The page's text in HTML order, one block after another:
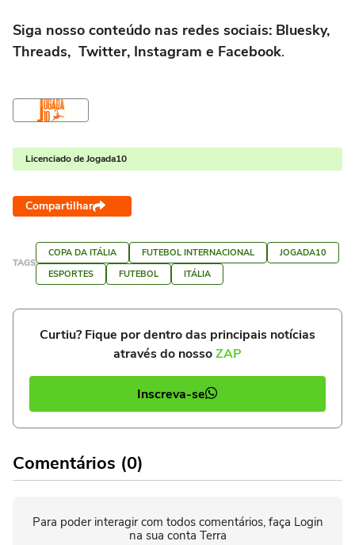
Siga nosso conteúdo nas redes sociais: Bluesky,
Threads, Twitter, Instagram e Facebook.
Licenciado de Jogada10
Compartilhar
TAGS
COPA DA ITÁLIA FUTEBOL INTERNACIONAL
JOGADA10
ESPORTES
FUTEBOL ITÁLIA
Curtiu? Fique por dentro das principais notícias
através do nossoZAP
Inscreva-se
Comentários (0)
Para poder interagir com todos comentários, faça Login
na sua conta Terra